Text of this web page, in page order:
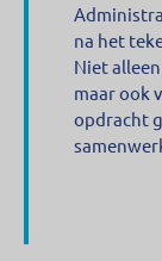
na het
Niet
maar ook
opdracht